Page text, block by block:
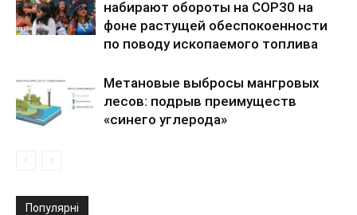
набирают обороты на COP30 на
фоне растущей обеспокоенности
по поводу ископаемого топлива
Метановые выбросы мангровых
лесов: подрыв преимуществ
«синего углерода»
Популярні